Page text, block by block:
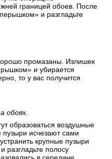
границей обоев. После
и разгладьте
промазаны. Излишек
и убирается
то у вас получится
обоях.
образоваться воздушные
исчезают сами
крупные пузыри
разгладьте полосу